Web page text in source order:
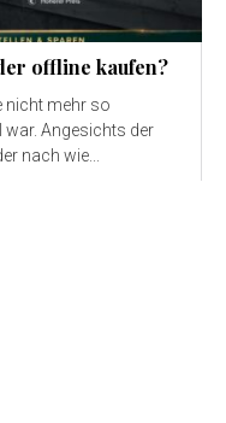
offline kaufen?
nicht mehr so
war. Angesichts der
nach wie...